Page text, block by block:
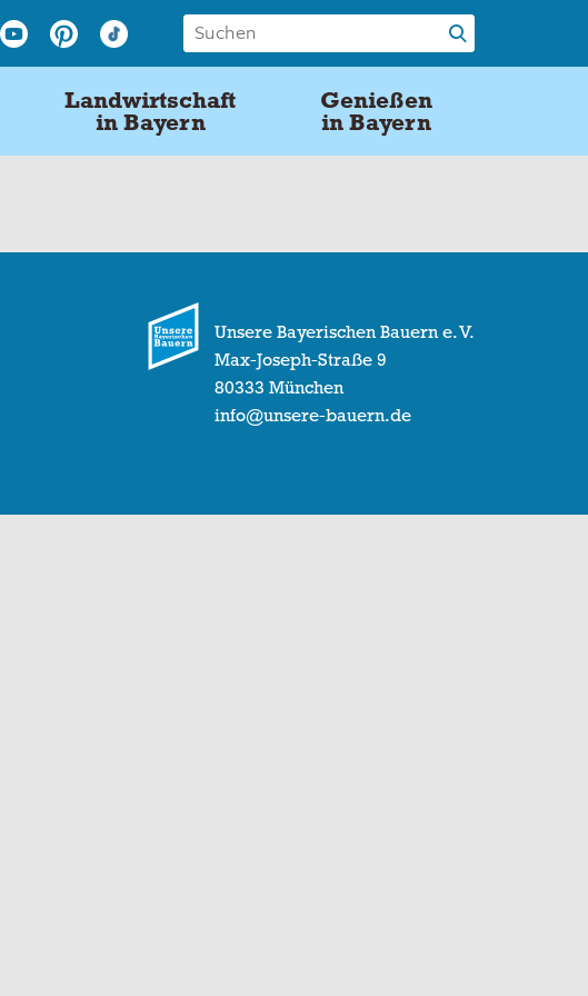
Landwirtschaft
in Bayern
Genießen
in Bayern
Unsere Bayerischen Bauern e. V.
Max-Joseph-Straße 9
80333 München
info@unsere-bauern.de